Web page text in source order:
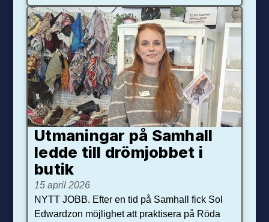
Utmaningar på Sam­hall
ledde till dröm­jobbet i
butik
15 april 2026
NYTT JOBB. Efter en tid på Samhall fick Sol
Edwardzon möjlighet att praktisera på Röda